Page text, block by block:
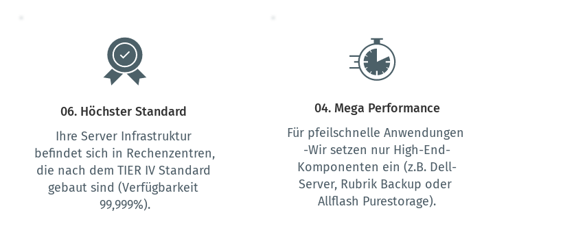
06. Höchster Standard
Ihre Server Infrastruktur
befindet sich in Rechenzentren,
die nach dem TIER IV Standard
gebaut sind (Verfügbarkeit
99,999%).
04. Mega Performance
Für pfeilschnelle Anwendungen
-Wir setzen nur High-End-
Komponenten ein (z.B. Dell-
Server, Rubrik Backup oder
Allflash Purestorage).